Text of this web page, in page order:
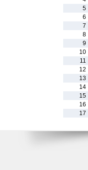
5
6
7
8
9
10
11
12
13
14
15
16
17